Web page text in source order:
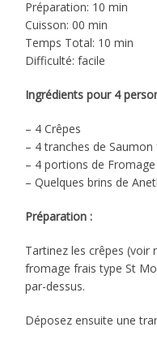
Préparation: 10 min
Cuisson: 00 min
Temps Total: 10 min
Difficulté: facile
Ingrédients pour 4
– 4 Crêpes
– 4 tranches de Saumon
– 4 portions de
– Quelques brins de
Préparation :
Tartinez les crêpes (voir
fromage frais type St
par-dessus.
Déposez ensuite une